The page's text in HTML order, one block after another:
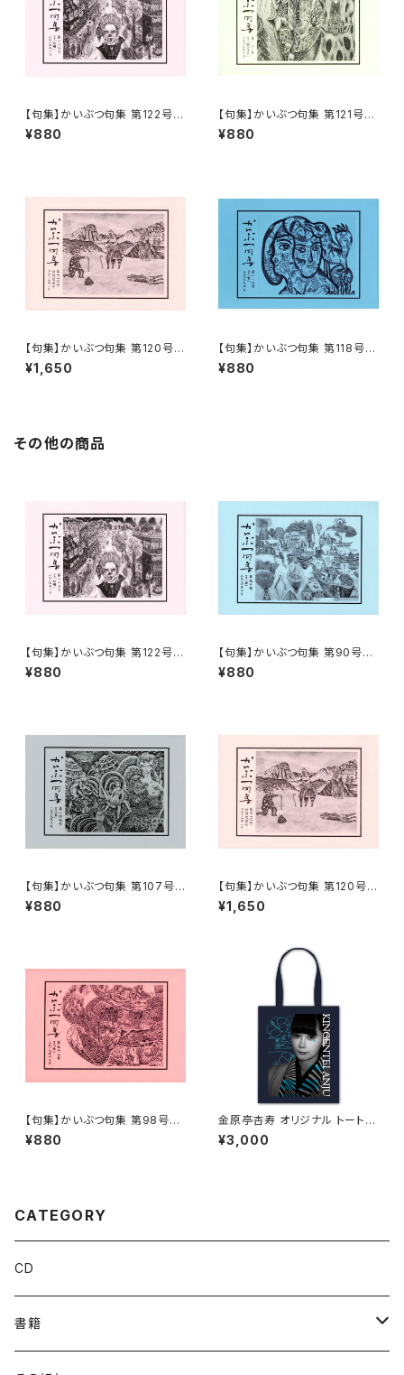
【句集】かいぶつ句集 第122号
「牡蠣」
¥880
【句集】かいぶつ句集 第121号
「鯉のぼり」
¥880
【句集】かいぶつ句集 第120号
特別記念号「花風」
¥1,650
【句集】かいぶつ句集 第118号
「雪」
¥880
その他の商品
【句集】かいぶつ句集 第122号
「牡蠣」
¥880
【句集】かいぶつ句集 第90号
「海」
¥880
【句集】かいぶつ句集 第107号
「菊」
¥880
【句集】かいぶつ句集 第120号
特別記念号「花風」
¥1,650
【句集】かいぶつ句集 第98号
「惜」
¥880
金原亭杏寿 オリジナル トートバ
ッグ
¥3,000
CATEGORY
CD
書籍